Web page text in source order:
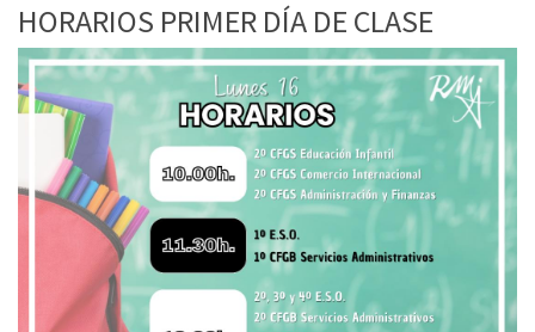
HORARIOS PRIMER DÍA DE CLASE